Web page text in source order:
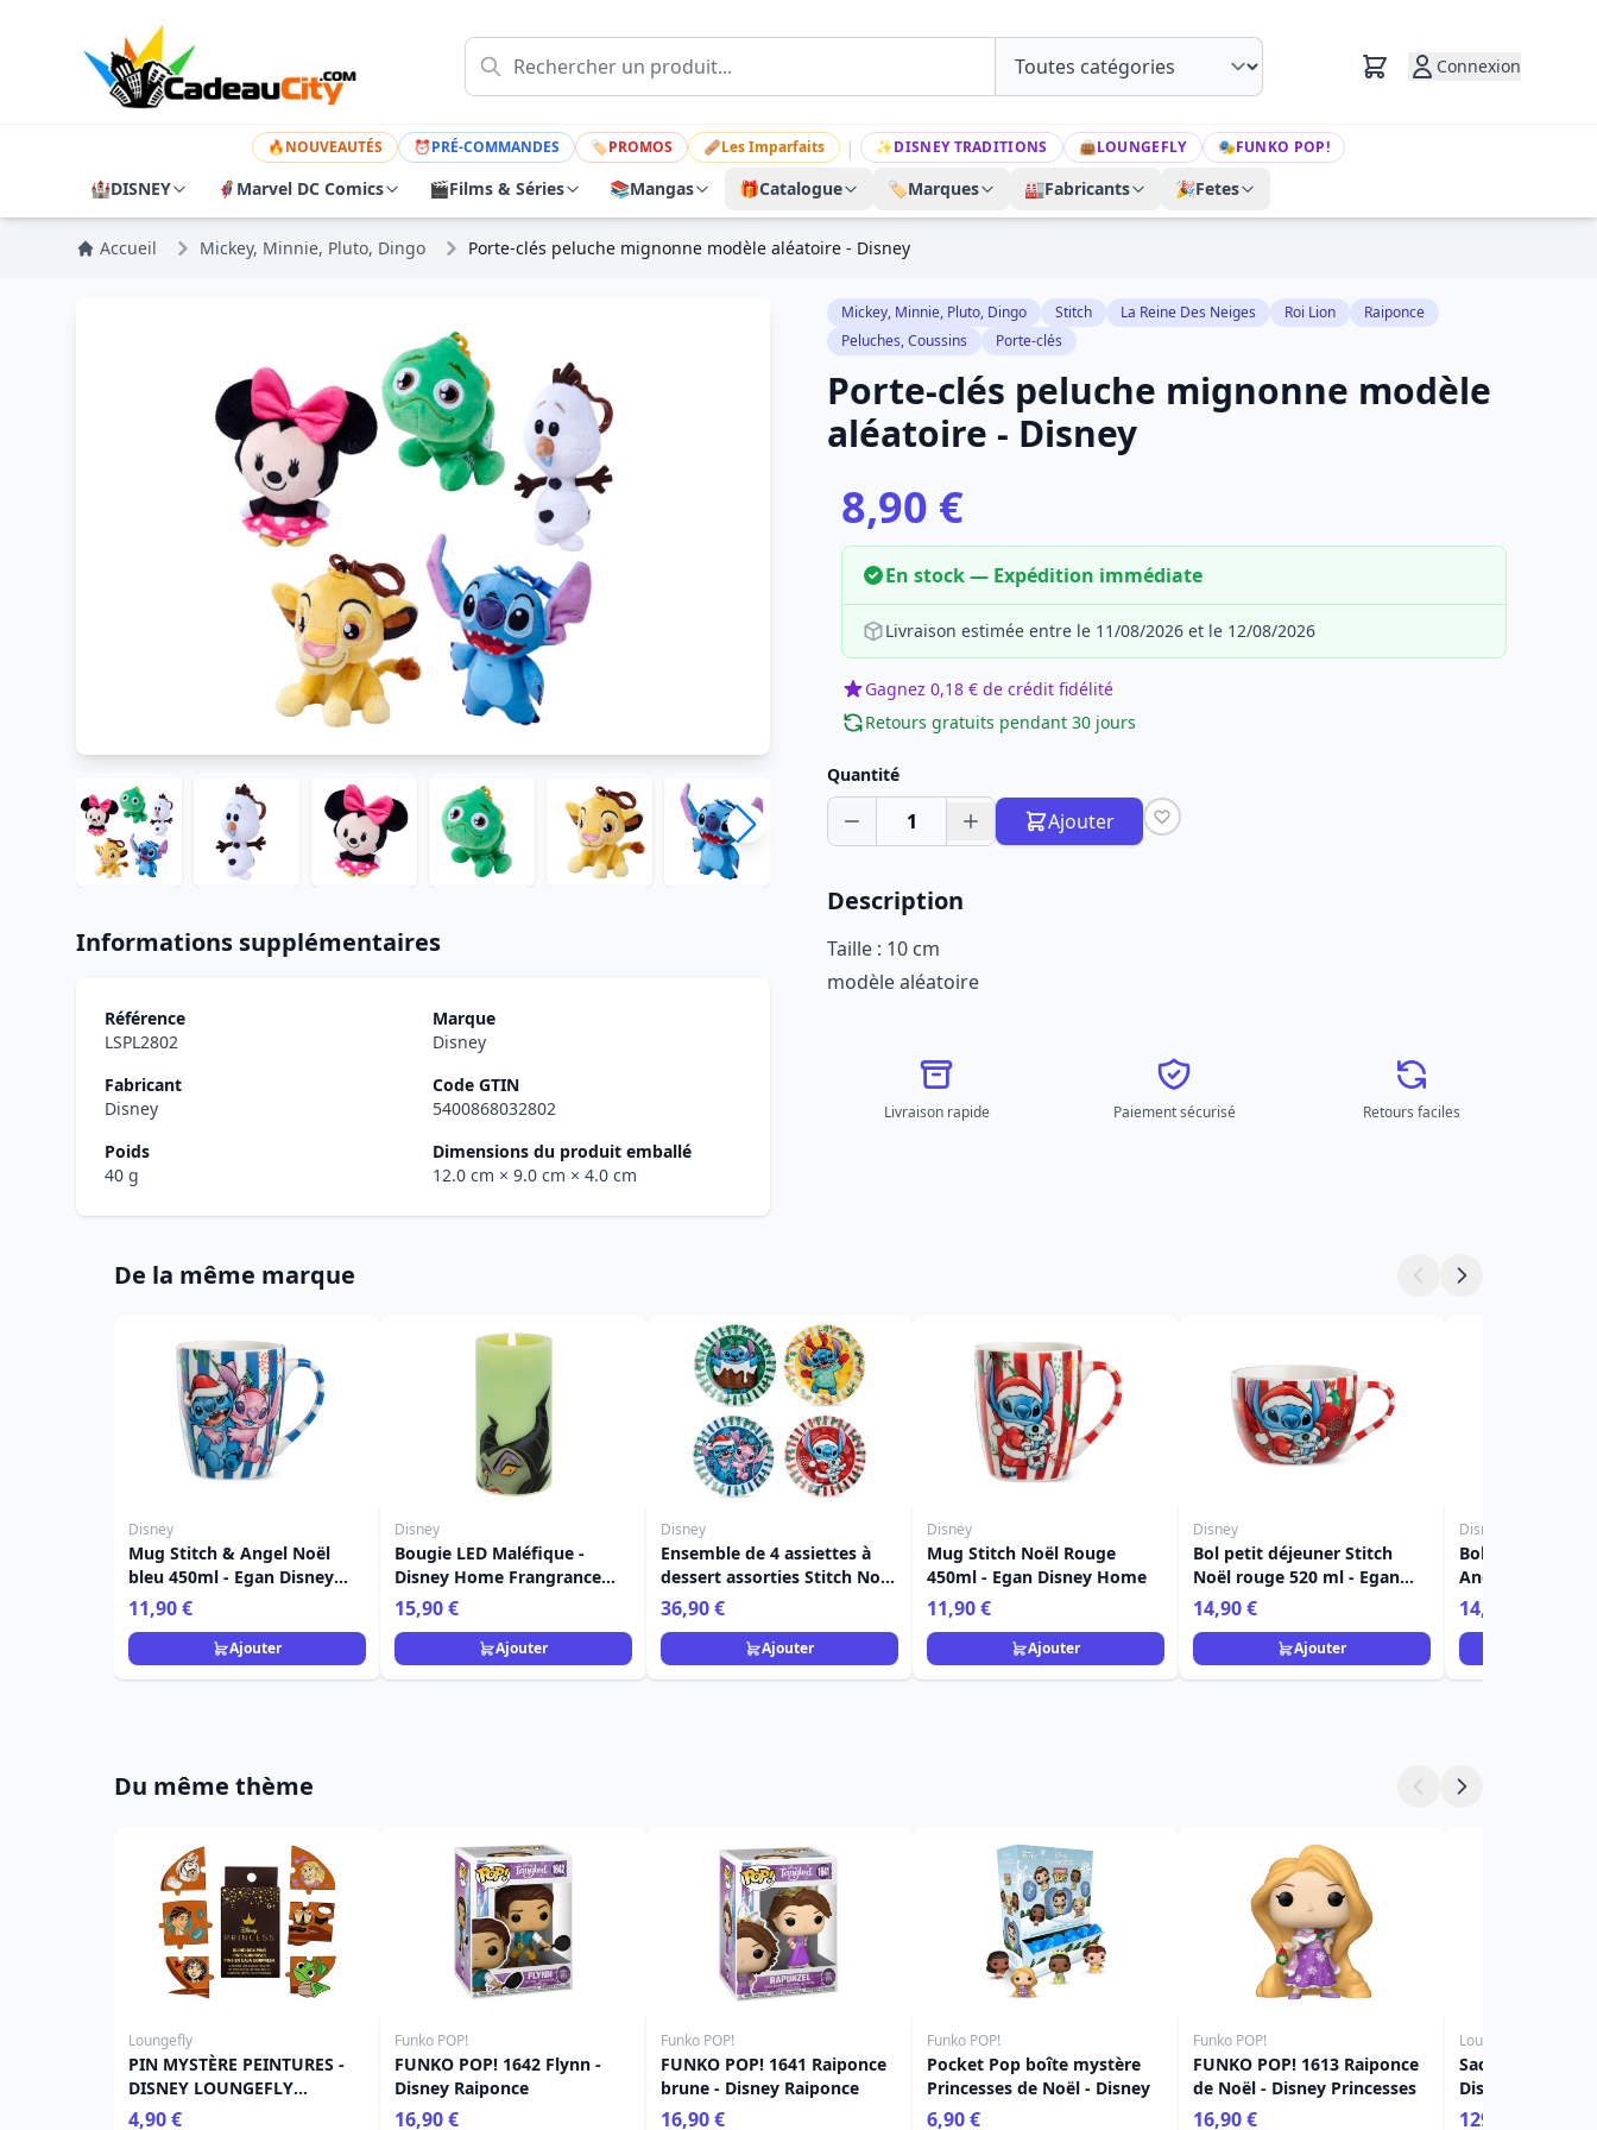
Connexion
🔥NOUVEAUTÉS ⏰PRÉ-COMMANDES 🏷PROMOS 🩹Les Imparfaits | ✨DISNEY TRADITIONS 👜LOUNGEFLY 🎭FUNKO POP!
🏰DISNEY 🦸 Marvel DC Comics 🎬Films & Séries 📚Mangas 🎁Catalogue 🏷️Marques 🏭Fabricants 🎉Fetes
Accueil Mickey, Minnie, Pluto, Dingo Porte-clés peluche mignonne modèle aléatoire - Disney
Informations supplémentaires
Référence
LSPL2802
Marque
Disney
Fabricant
Disney
Code GTIN
5400868032802
Poids
40 g
Dimensions du produit emballé
12.0 cm × 9.0 cm × 4.0 cm
Mickey, Minnie, Pluto, Dingo Stitch La Reine Des Neiges Roi Lion
Raiponce
Peluches, Coussins
Porte-clés
Porte-clés peluche mignonne modèle
aléatoire - Disney
8,90 €
En stock — Expédition immédiate
Livraison estimée entre le 11/08/2026 et le 12/08/2026
Gagnez 0,18 € de crédit fidélité
Retours gratuits pendant 30 jours
Quantité
1 Ajouter
Description
Taille : 10 cm
modèle aléatoire
Livraison rapide Paiement sécurisé Retours faciles
De la même marque
Disney
Mug Stitch & Angel Noël
bleu 450ml - Egan Disney
Home
11,90 €
Ajouter
Disney
Bougie LED Maléfique -
Disney Home Frangrance
Collection
15,90 €
Ajouter
Disney
Ensemble de 4 assiettes à
dessert assorties Stitch Noël
- Egan Disney Home
36,90 €
Ajouter
Disney
Mug Stitch Noël Rouge
450ml - Egan Disney Home
11,90 €
Ajouter
Disney
Bol petit déjeuner Stitch
Noël rouge 520 ml - Egan
Disney Home
14,90 €
Ajouter
Disney
Bol petit
Angel Noël bleu
Egan Disney
14,90 €
Du même thème
Loungefly
PIN MYSTÈRE PEINTURES -
DISNEY LOUNGEFLY
RAIPONCE
4,90 €
Funko POP!
FUNKO POP! 1642 Flynn -
Disney Raiponce
16,90 €
Funko POP!
FUNKO POP! 1641 Raiponce
brune - Disney Raiponce
16,90 €
Funko POP!
Pocket Pop boîte mystère
Princesses de Noël - Disney
6,90 €
Funko POP!
FUNKO POP! 1613 Raiponce
de Noël - Disney Princesses
16,90 €
Loungefly
Sac à
Disney
129,90 €